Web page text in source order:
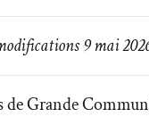
9 mai
Grande